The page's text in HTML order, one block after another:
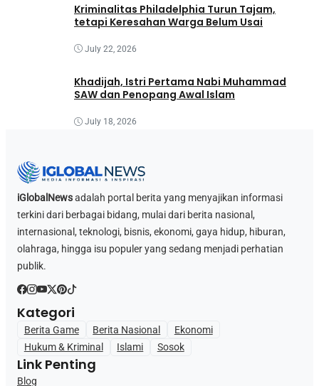
Kriminalitas Philadelphia Turun Tajam,
tetapi Keresahan Warga Belum Usai
July 22, 2026
Khadijah, Istri Pertama Nabi Muhammad
SAW dan Penopang Awal Islam
July 18, 2026
iGlobalNewsadalah portal berita yang menyajikan informasi
terkini dari berbagai bidang, mulai dari berita nasional,
internasional, teknologi, bisnis, ekonomi, gaya hidup, hiburan,
olahraga, hingga isu populer yang sedang menjadi perhatian
publik.
Kategori
Berita Game Berita Nasional
Ekonomi
Hukum & Kriminal
Islami Sosok
Link Penting
Blog